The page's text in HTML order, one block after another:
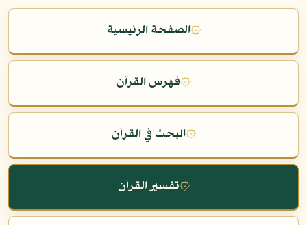
۞الصفحة الرئيسية
۞فهرس القرآن
۞البحث في القرآن
۞تفسير القرآن